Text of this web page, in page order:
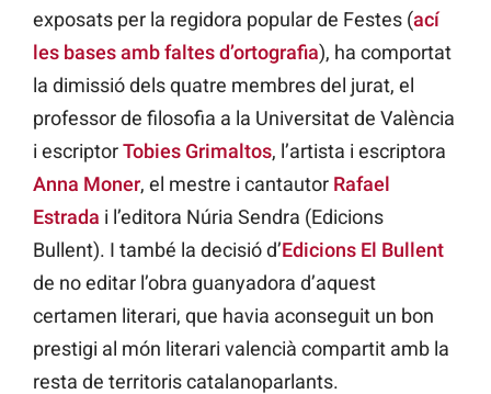
exposats per la regidora popular de Festes (ací
les bases amb faltes d’ortografia), ha comportat
la dimissió dels quatre membres del jurat, el
professor de filosofia a la Universitat de València
i escriptorTobies Grimaltos, l’artista i escriptora
Anna Moner, el mestre i cantautor Rafael
Estrada i l’editora Núria Sendra (Edicions
Bullent). I també la decisió d’Edicions El Bullent
de no editar l’obra guanyadora d’aquest
certamen literari, que havia aconseguit un bon
prestigi al món literari valencià compartit amb la
resta de territoris catalanoparlants.